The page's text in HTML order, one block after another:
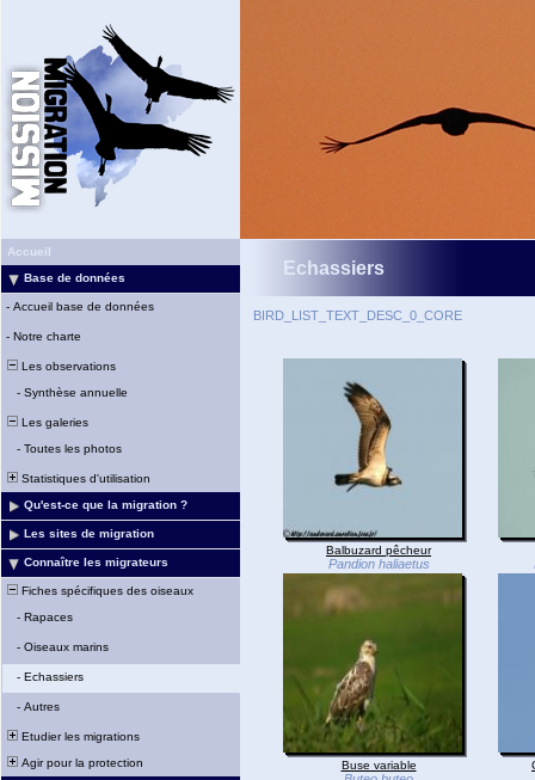
Accueil
Base de données
- Accueil base de données
- Notre charte
Les observations
- Synthèse annuelle
Les galeries
- Toutes les photos
Statistiques d'utilisation
Qu'est-ce que la migration ?
Les sites de migration
Connaître les migrateurs
Fiches spécifiques des oiseaux
- Rapaces
- Oiseaux marins
- Echassiers
- Autres
Etudier les migrations
Agir pour la protection
Echassiers
BIRD_LIST_TEXT_DESC_0_CORE
Balbuzard pêcheur
Pandion haliaetus
Buse variable